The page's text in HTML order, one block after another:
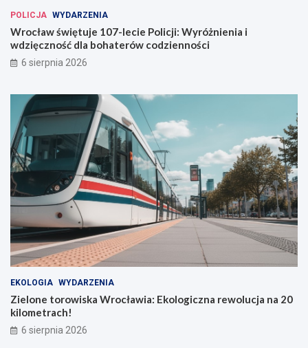
w
i
u
POLICJA WYDARZENIA
Wrocław świętuje 107-lecie Policji: Wyróżnienia i
wdzięczność dla bohaterów codzienności
6 sierpnia 2026
EKOLOGIA WYDARZENIA
Zielone torowiska Wrocławia: Ekologiczna rewolucja na 20
kilometrach!
6 sierpnia 2026